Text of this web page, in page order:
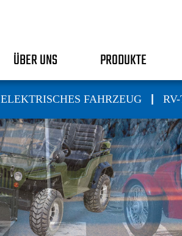
ÜBER UNS PRODUKTE
ELEKTRISCHES FAHRZEUG